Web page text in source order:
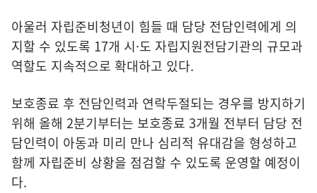
아울러 자립준비청년이 힘들 때 담당 전담인력에게 의
지할 수 있도록 17개 시·도 자립지원전담기관의 규모과
역할도 지속적으로 확대하고 있다.
보호종료 후 전담인력과 연락두절되는 경우를 방지하기
위해 올해 2분기부터는 보호종료 3개월 전부터 담당 전
담인력이 아동과 미리 만나 심리적 유대감을 형성하고
함께 자립준비 상황을 점검할 수 있도록 운영할 예정이
다.